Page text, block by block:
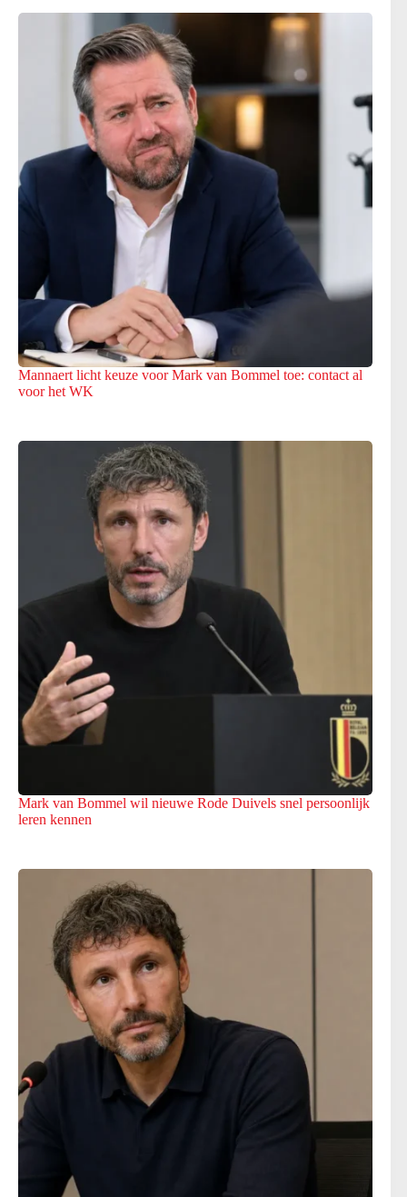
Mannaert licht keuze voor Mark van Bommel toe: contact al
voor het WK
Mark van Bommel wil nieuwe Rode Duivels snel persoonlijk
leren kennen